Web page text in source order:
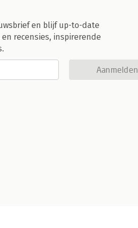
en blijf up-to-date
recensies, inspirerende
Aanmelden